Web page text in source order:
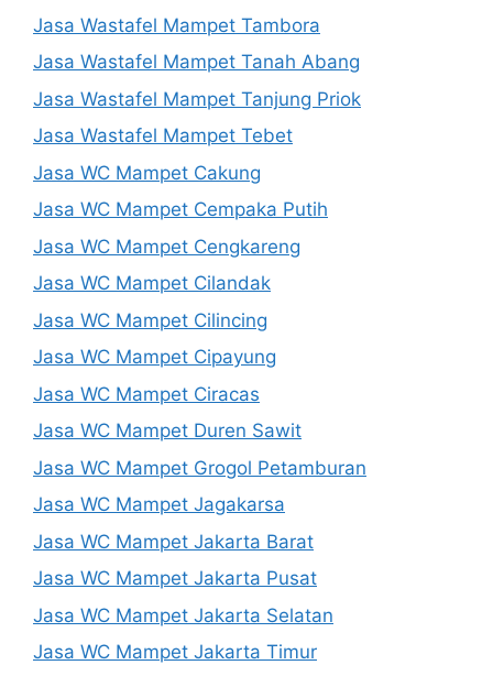
Jasa Wastafel Mampet Tambora
Jasa Wastafel Mampet Tanah Abang
Jasa Wastafel Mampet Tanjung Priok
Jasa Wastafel Mampet Tebet
Jasa WC Mampet Cakung
Jasa WC Mampet Cempaka Putih
Jasa WC Mampet Cengkareng
Jasa WC Mampet Cilandak
Jasa WC Mampet Cilincing
Jasa WC Mampet Cipayung
Jasa WC Mampet Ciracas
Jasa WC Mampet Duren Sawit
Jasa WC Mampet Grogol Petamburan
Jasa WC Mampet Jagakarsa
Jasa WC Mampet Jakarta Barat
Jasa WC Mampet Jakarta Pusat
Jasa WC Mampet Jakarta Selatan
Jasa WC Mampet Jakarta Timur